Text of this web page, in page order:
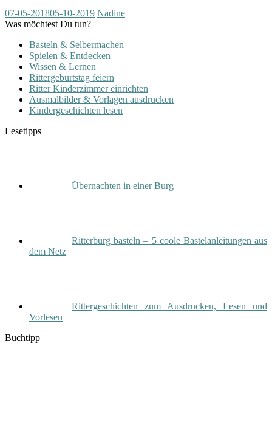
07-05-201805-10-2019 Nadine
Was möchtest Du tun?
Basteln & Selbermachen
Spielen & Entdecken
Wissen & Lernen
Rittergeburtstag feiern
Ritter Kinderzimmer einrichten
Ausmalbilder & Vorlagen ausdrucken
Kindergeschichten lesen
Lesetipps
Übernachten in einer Burg
Ritterburg basteln – 5 coole Bastelanleitungen aus
dem Netz
Rittergeschichten zum Ausdrucken, Lesen und
Vorlesen
Buchtipp